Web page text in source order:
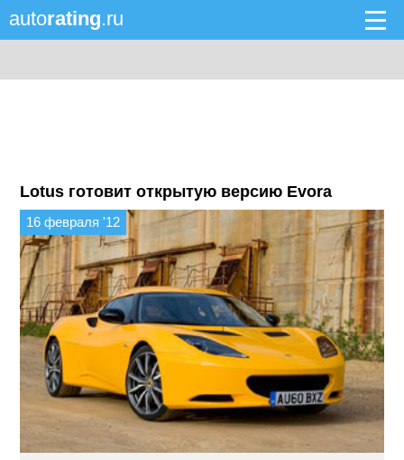
autorating.ru
Lotus готовит открытую версию Evora
16 февраля '12